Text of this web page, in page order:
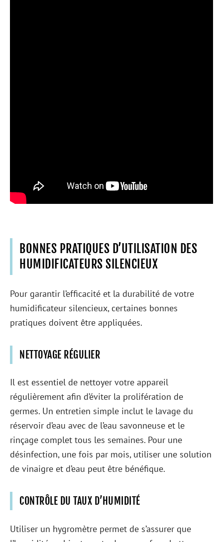
BONNES PRATIQUES D’UTILISATION DES
HUMIDIFICATEURS SILENCIEUX
Pour garantir l’efficacité et la durabilité de votre
humidificateur silencieux, certaines bonnes
pratiques doivent être appliquées.
NETTOYAGE RÉGULIER
Il est essentiel de nettoyer votre appareil
régulièrement afin d’éviter la prolifération de
germes. Un entretien simple inclut le lavage du
réservoir d’eau avec de l’eau savonneuse et le
rinçage complet tous les semaines. Pour une
désinfection, une fois par mois, utiliser une solution
de vinaigre et d’eau peut être bénéfique.
CONTRÔLE DU TAUX D’HUMIDITÉ
Utiliser un hygromètre permet de s’assurer que